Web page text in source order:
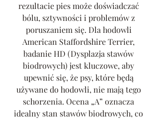
rezultacie pies może doświadczać
bólu, sztywności i problemów z
poruszaniem się. Dla hodowli
American Staffordshire Terrier,
badanie HD (Dysplazja stawów
biodrowych) jest kluczowe, aby
upewnić się, że psy, które będą
używane do hodowli, nie mają tego
schorzenia. Ocena „A” oznacza
idealny stan stawów biodrowych, co